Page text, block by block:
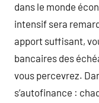
dans le monde
intensif sera
apport suffisant,
bancaires des
vous percevrez.
s’autofinance :